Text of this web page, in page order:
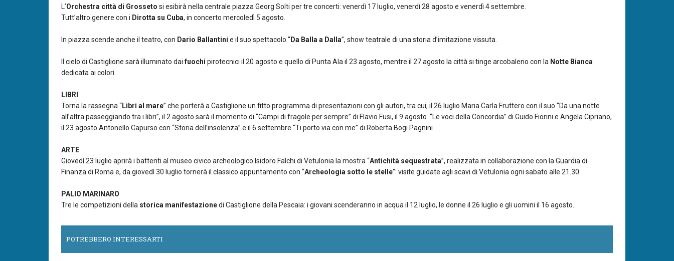
L’Orchestra città di Grosseto si esibirà nella centrale piazza Georg Solti per tre concerti: venerdì 17 luglio, venerdì 28 agosto e venerdì 4 settembre.
Tutt’altro genere con i Dirotta su Cuba, in concerto mercoledì 5 agosto.
In piazza scende anche il teatro, con Dario Ballantini e il suo spettacolo “Da Balla a Dalla”, show teatrale di una storia d’imitazione vissuta.
Il cielo di Castiglione sarà illuminato daifuochi pirotecnici il 20 agosto e quello di Punta Ala il 23 agosto, mentre il 27 agosto la città si tinge arcobaleno con la Notte Bianca
dedicata ai colori.
LIBRI
Torna la rassegna “Libri al mare” che porterà a Castiglione un fitto programma di presentazioni con gli autori, tra cui, il 26 luglio Maria Carla Fruttero con il suo “Da una notte
all’altra passeggiando tra i libri”, il 2 agosto sarà il momento di “Campi di fragole per sempre” di Flavio Fusi, il 9 agosto “Le voci della Concordia” di Guido Fiorini e Angela Cipriano,
il 23 agosto Antonello Capurso con “Storia dell’insolenza” e il 6 settembre “Ti porto via con me” di Roberta Bogi Pagnini.
ARTE
Giovedì 23 luglio aprirà i battenti al museo civico archeologico Isidoro Falchi di Vetulonia la mostra “Antichità sequestrata”, realizzata in collaborazione con la Guardia di
Finanza di Roma e, da giovedì 30 luglio tornerà il classico appuntamento con “Archeologia sotto le stelle”: visite guidate agli scavi di Vetulonia ogni sabato alle 21.30.
PALIO MARINARO
Tre le competizioni della storica manifestazionedi Castiglione della Pescaia: i giovani scenderanno in acqua il 12 luglio, le donne il 26 luglio e gli uomini il 16 agosto.
POTREBBERO INTERESSARTI